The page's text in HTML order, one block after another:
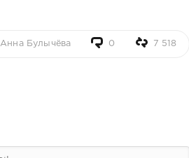
Анна Булычёва 0 7 518